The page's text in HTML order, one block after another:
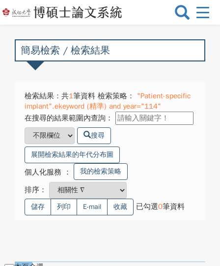
選
換
簡易檢索 / 檢索結果
檢索結果：共1筆資料 檢索策略：
"Patient-specific
implant".ekeyword (精準) and year="114"
在搜尋的結果範圍內查詢：
搜尋
展開檢索結果的年代分布圖
個人化服務 ： 我的檢索策略
排序：
儲存 列印 E-mail 收藏 已勾選0筆資料